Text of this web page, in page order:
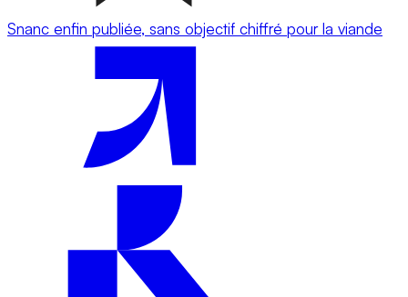
Snanc enfin publiée, sans objectif chiffré pour la viande